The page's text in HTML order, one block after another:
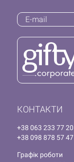
КОНТАКТИ
+38 063 233 77 20
+38 098 878 57 47
Графік роботи